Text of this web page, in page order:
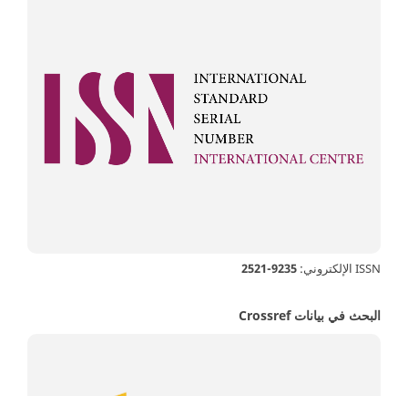
ISSN الإلكتروني: 9235-2521
البحث في بيانات Crossref